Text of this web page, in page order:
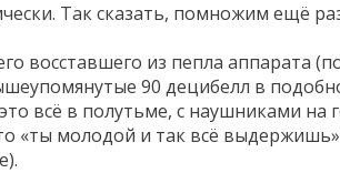
Так сказать, помножим ещё
восставшего из пепла
90 децибелл в
всё в полутьме, с наушниками на
«ты молодой и так всё